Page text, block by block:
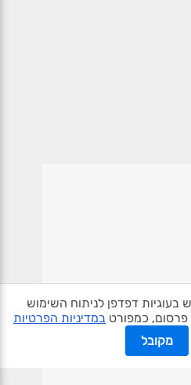
דפדפן לניתוח השימוש
כמפורט במדיניות הפרטיות
מקובל
שימוש צור קשר בעלי אתרים